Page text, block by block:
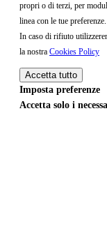
propri o di terzi, per
linea con le tue preferenze.
In caso di rifiuto
la nostra Cookies Policy
Accetta tutto
Imposta preferenze
Accetta solo i